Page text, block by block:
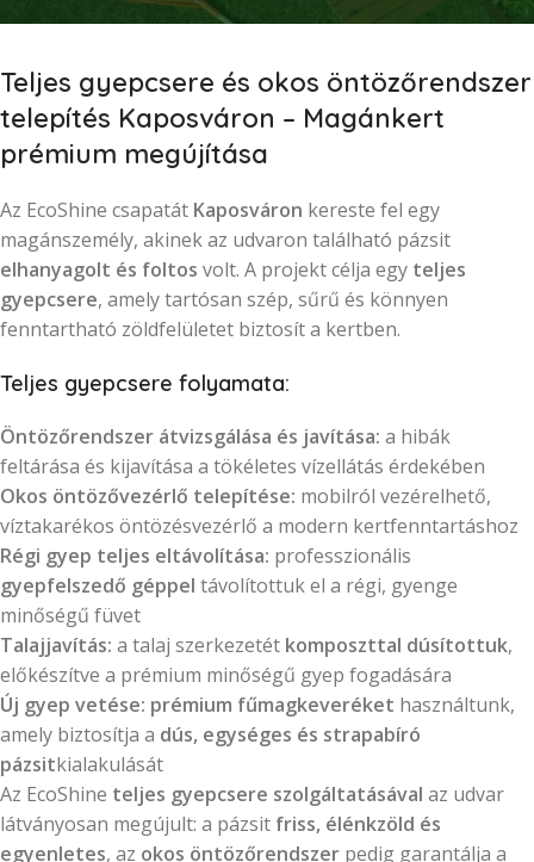
Teljes gyepcsere és okos öntözőrendszer
telepítés Kaposváron – Magánkert
prémium megújítása
Az EcoShine csapatát Kaposváron kereste fel egy
magánszemély, akinek az udvaron található pázsit
elhanyagolt és foltos volt. A projekt célja egy teljes
gyepcsere, amely tartósan szép, sűrű és könnyen
fenntartható zöldfelületet biztosít a kertben.
Teljes gyepcsere folyamata:
Öntözőrendszer átvizsgálása és javítása: a hibák
feltárása és kijavítása a tökéletes vízellátás érdekében
Okos öntözővezérlő telepítése: mobilról vezérelhető,
víztakarékos öntözésvezérlő a modern kertfenntartáshoz
Régi gyep teljes eltávolítása: professzionális
gyepfelszedő géppel távolítottuk el a régi, gyenge
minőségű füvet
Talajjavítás: a talaj szerkezetét komposzttal dúsítottuk,
előkészítve a prémium minőségű gyep fogadására
Új gyep vetése: prémium fűmagkeveréket használtunk,
amely biztosítja a dús, egységes és strapabíró
pázsitkialakulását
Az EcoShine teljes gyepcsere szolgáltatásával az udvar
látványosan megújult: a pázsit friss, élénkzöld és
egyenletes, az okos öntözőrendszer pedig garantálja a